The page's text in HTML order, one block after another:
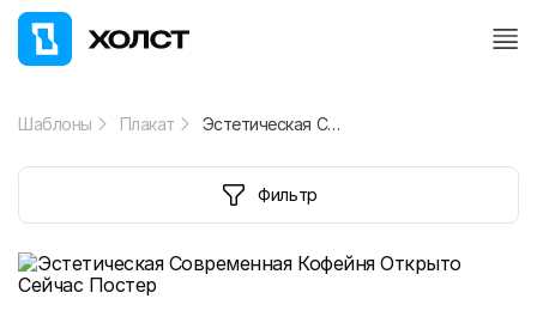
Шаблоны Плакат Эстетическая Современная Кофейня Открыто Сейчас Постер
Фильтр